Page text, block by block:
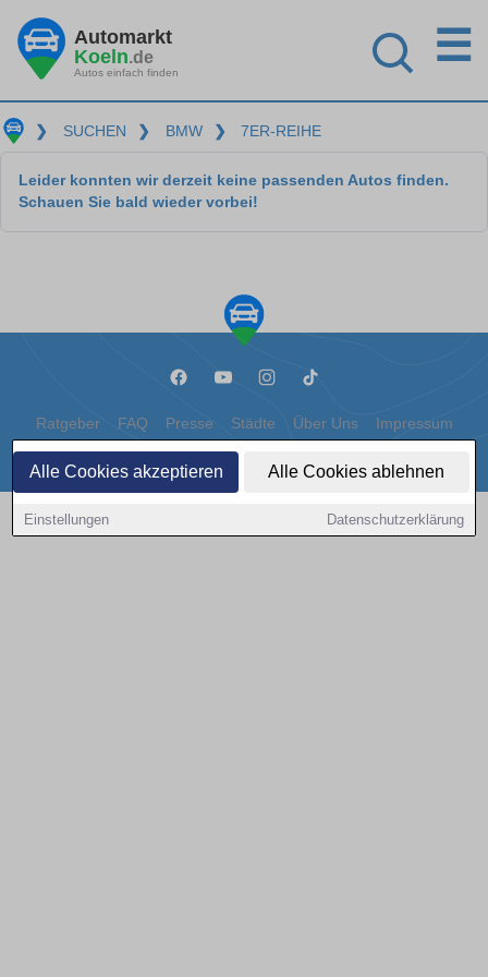
Alle Cookies akzeptieren Alle Cookies ablehnen
Einstellungen Datenschutzerklärung
Automarkt
Koeln.de
Autos einfach finden
☰
❯ SUCHEN ❯ BMW ❯ 7ER-REIHE
Leider konnten wir derzeit keine passenden Autos finden.
Schauen Sie bald wieder vorbei!
Ratgeber FAQ Presse Städte Über Uns Impressum
Datenschutz Cookies
Copyright © 2000 - 2026 | 1A Infosysteme GmbH | Content by: 1a-sites-autos